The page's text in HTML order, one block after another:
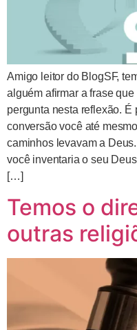
Amigo leitor do BlogSF,
alguém afirmar a frase
pergunta nesta reflexão.
conversão você até
caminhos levavam a
você inventaria o seu
[…]
Temos o
outras